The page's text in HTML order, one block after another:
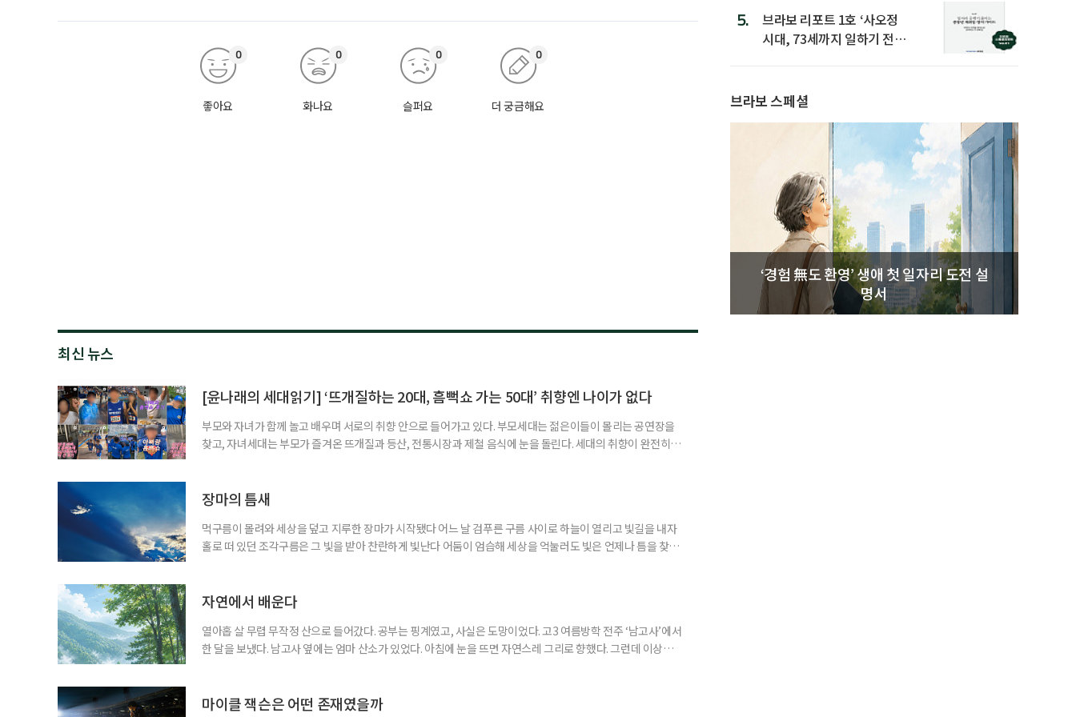
좋아요
0
화나요
0
슬퍼요
0
더 궁금해요
0
최신 뉴스
[윤나래의 세대읽기] ‘뜨개질하는 20대, 흠뻑쇼 가는 50대’ 취향엔 나이가 없다
부모와 자녀가 함께 놀고 배우며 서로의 취향 안으로 들어가고 있다. 부모세대는 젊은이들이 몰리는 공연장을
찾고, 자녀세대는 부모가 즐겨온 뜨개질과 등산, 전통시장과 제철 음식에 눈을 돌린다. 세대의 취향이 완전히
에 맞춰 뛰는 여름 축제는 오랫동안 젊은 층의 놀이터처럼 여겨졌다. 김 씨도 처음에는 “내가 가도 어색하
장마의 틈새
먹구름이 몰려와 세상을 덮고 지루한 장마가 시작됐다 어느 날 검푸른 구름 사이로 하늘이 열리고 빛길을 내자
홀로 떠 있던 조각구름은 그 빛을 받아 찬란하게 빛난다 어둠이 엄습해 세상을 억눌러도 빛은 언제나 틈을 찾아
자연에서 배운다
열아홉 살 무렵 무작정 산으로 들어갔다. 공부는 핑계였고, 사실은 도망이었다. 고3 여름방학 전주 ‘남고사’에서
한 달을 보냈다. 남고사 옆에는 엄마 산소가 있었다. 아침에 눈을 뜨면 자연스레 그리로 향했다. 그런데 이상하
람의 눈길이 없는 곳에서 비로소 나는 나를 제대로 들여다볼 수 있었다. 산에서 보낸 한 달
마이클 잭슨은 어떤 존재였을까
5.
브라보 리포트 1호 ‘사오정
시대, 73세까지 일하기 전략’
브라보 스페셜
‘경험 無도 환영’ 생애 첫 일자리 도전 설
명서